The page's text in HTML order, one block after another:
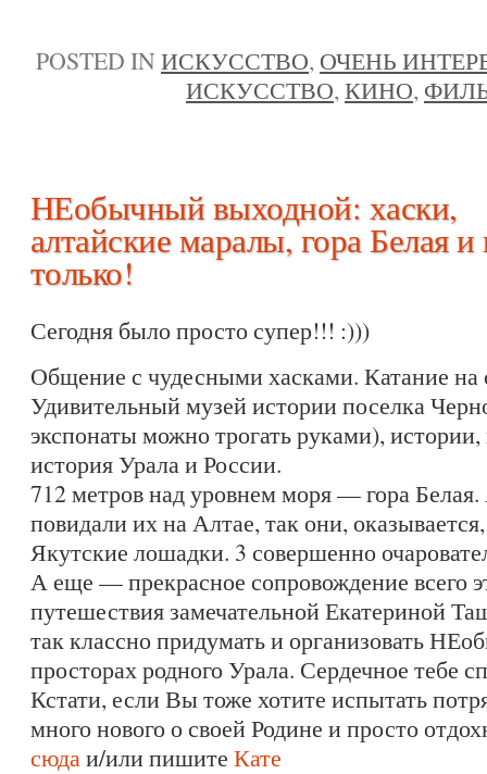
POSTED INИСКУССТВО, ОЧЕНЬ
ИСКУССТВО,КИНО,
НЕобычный выходной: хаски,
алтайские маралы, гора Белая и
только!
Сегодня было просто супер!!! :)))
Общение с чудесными хасками. Катание на
Удивительный музей истории поселка
экспонаты можно трогать руками),
история Урала и России.
712 метров над уровнем моря — гора
повидали их на Алтае, так они,
Якутские лошадки. 3 совершенно
А еще — прекрасное сопровождение всего
путешествия замечательной Екатериной
так классно придумать и организовать
просторах родного Урала. Сердечное тебе
Кстати, если Вы тоже хотите испытать
много нового о своей Родине и просто
сюда и/или пишите Кате